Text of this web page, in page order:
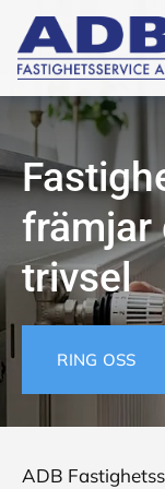
främjar
trivsel
RING OSS
ADB